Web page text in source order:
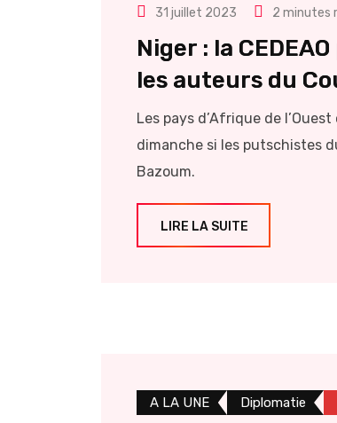
31 juillet 2023 2 minutes
Niger : la
les auteurs du
Les pays d’Afrique de
dimanche si les putschistes
Bazoum.
LIRE LA SUITE
A LA UNE Diplomatie